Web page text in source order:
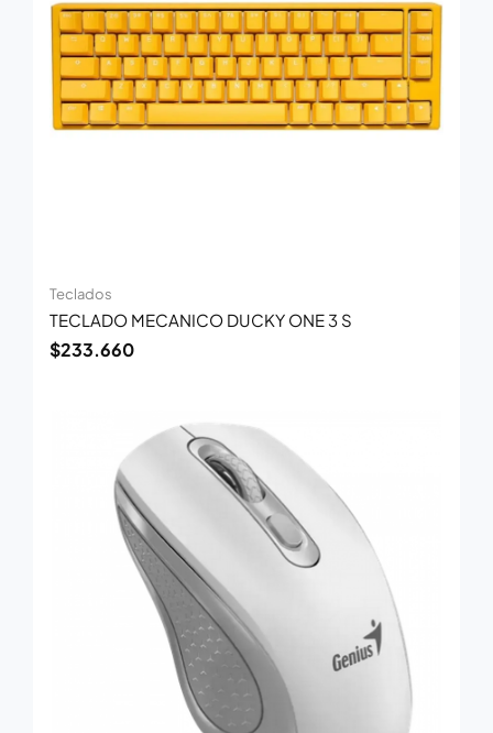
Teclados
TECLADO MECANICO DUCKY ONE 3 S
$233.660